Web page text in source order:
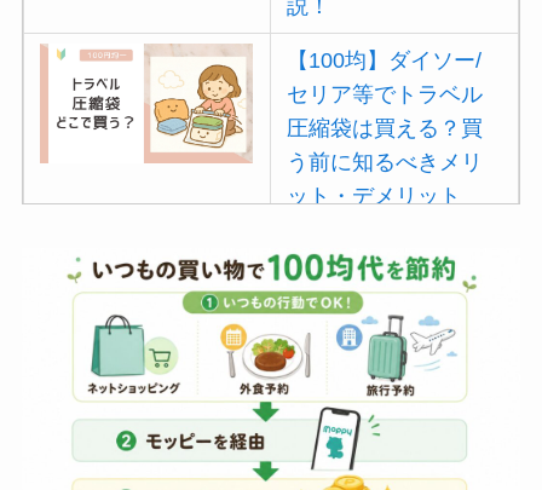
説！
【100均】ダイソー/
セリア等でトラベル
圧縮袋は買える？買
う前に知るべきメリ
ット・デメリット
【100均】ダイソー/
セリア等でポイズン
リムーバーは買え
る？使い方や選び方
を解説！
【100均】ダイソー/